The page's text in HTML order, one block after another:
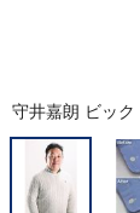
守井嘉朗 ビック